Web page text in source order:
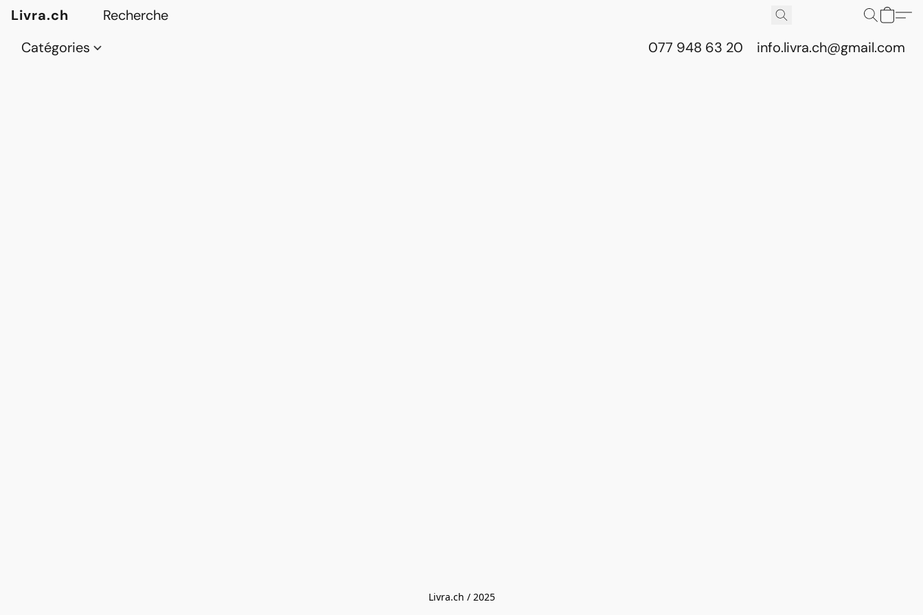
Livra.ch
Catégories
077 948 63 20 info.livra.ch@gmail.com
Livra.ch / 2025